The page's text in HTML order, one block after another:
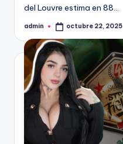
del Louvre estima en 88…
Publicado
admin octubre 22, 2025